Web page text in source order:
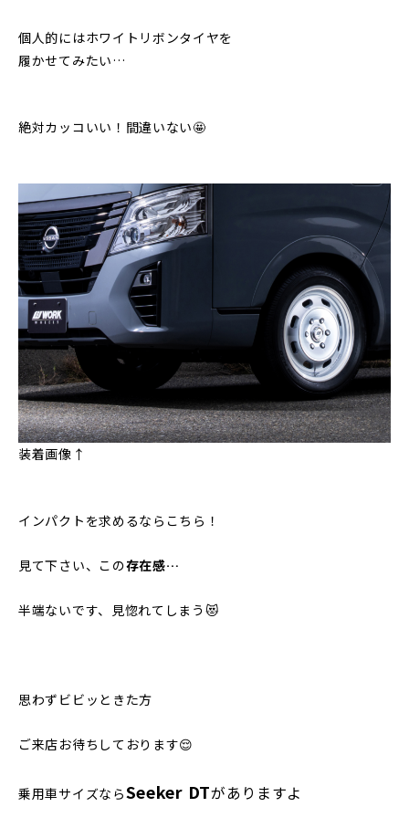
個人的にはホワイトリボンタイヤを
履かせてみたい…
絶対カッコいい！間違いない🤩
装着画像↑
インパクトを求めるならこちら！
見て下さい、この存在感…
半端ないです、見惚れてしまう😻
思わずビビッときた方
ご来店お待ちしております😌
乗用車サイズならSeeker DTがありますよ